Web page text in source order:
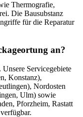
Thermografie,
Die Bausubstanz
für die Reparatur
an?
Servicegebiete
Konstanz),
Nordosten
Ulm) sowie
Pforzheim, Rastatt